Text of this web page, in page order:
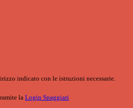
indicato con le istruzioni necessarie.
la Login Spaggiari